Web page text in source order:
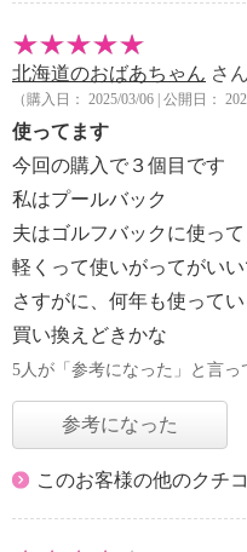
北海道のおばあちゃん さん
（購入日： 2025/03/06 | 公開日：
使ってます
今回の購入で３個目です
私はプールバック
夫はゴルフバックに使って
軽くって使いがってがい
さすがに、何年も使って
買い換えどきかな
5人が「参考になった」と言っ
参考になった
このお客様の他のクチ